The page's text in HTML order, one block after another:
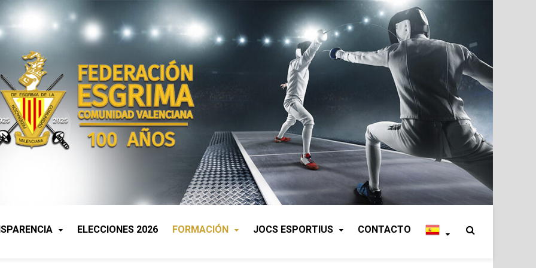
ELECCIONES 2026 FORMACIÓN JOCS ESPORTIUS CONTACTO